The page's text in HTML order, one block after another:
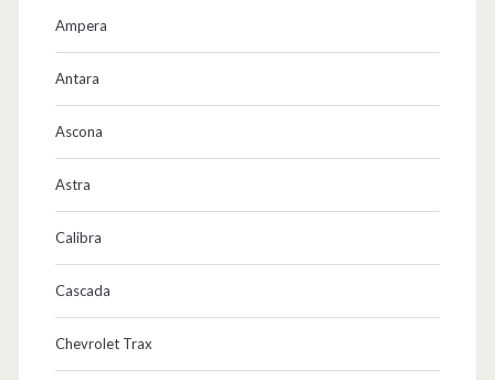
Ampera
Antara
Ascona
Astra
Calibra
Cascada
Chevrolet Trax